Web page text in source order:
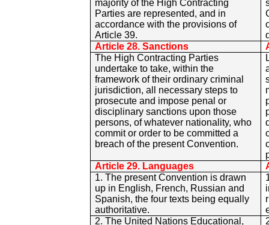
majority of the High Contracting
Parties are represented, and in
accordance with the provisions of
Article 39.
Article 28. Sanctions
The High Contracting Parties
undertake to take, within the
framework of their ordinary criminal
jurisdiction, all necessary steps to
prosecute and impose penal or
disciplinary sanctions upon those
persons, of whatever nationality, who
commit or order to be committed a
breach of the present Convention.
Article 29. Languages
1. The present Convention is drawn
up in English, French, Russian and
Spanish, the four texts being equally
authoritative.
2. The United Nations Educational,